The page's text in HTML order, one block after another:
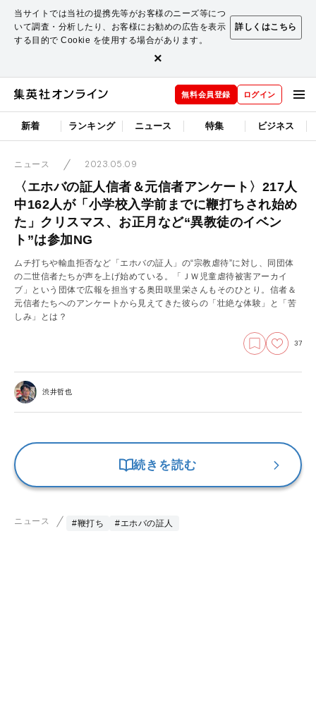
当サイトでは当社の提携先等がお客様のニーズ等につ
いて調査・分析したり、お客様にお勧めの広告を表示
する目的で Cookie を使用する場合があります。
詳しくはこちら
×
無料会員登録 ログイン
新着 ランキング ニュース 特集 ビジネス
ニュース 2023.05.09
〈エホバの証人信者＆元信者アンケート〉217人
中162人が「小学校入学前までに鞭打ちされ始め
た」クリスマス、お正月など“異教徒のイベン
ト”は参加NG
ムチ打ちや輸血拒否など「エホバの証人」の“宗教虐待”に対し、同団体
の二世信者たちが声を上げ始めている。「ＪＷ児童虐待被害アーカイ
ブ」という団体で広報を担当する奥田咲里栄さんもそのひとり。信者＆
元信者たちへのアンケートから見えてきた彼らの「壮絶な体験」と「苦
しみ」とは？
37
渋井哲也
続きを読む
ニュース #鞭打ち #エホバの証人